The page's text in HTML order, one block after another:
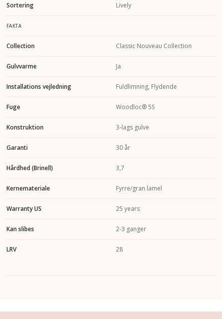
Sortering Lively
FAKTA
Collection Classic Nouveau Collection
Gulvvarme Ja
Installations vejledning Fuldlimning, Flydende
Fuge Woodloc® 5S
Konstruktion 3-lags gulve
Garanti 30 år
Hårdhed (Brinell) 3,7
Kernemateriale Fyrre/gran lamel
Warranty US 25 years
Kan slibes 2-3 ganger
LRV 28